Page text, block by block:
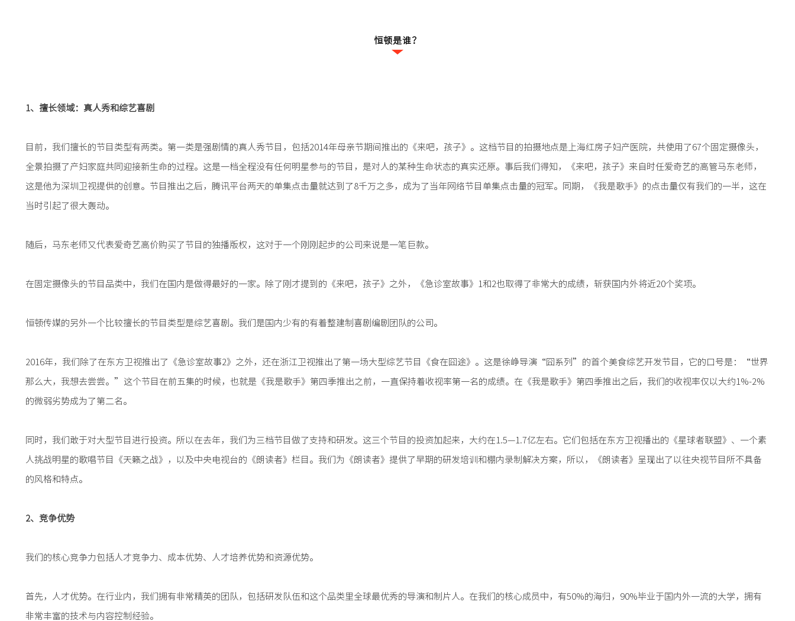
恒顿是谁？
1、擅长领域：真人秀和综艺喜剧
目前，我们擅长的节目类型有两类。第一类是强剧情的真人秀节目，包括2014年母亲节期间推出的《来吧，孩子》。这档节目的拍摄地点是上海红房子妇产医院，共使用了67个固定摄像头，
全景拍摄了产妇家庭共同迎接新生命的过程。这是一档全程没有任何明星参与的节目，是对人的某种生命状态的真实还原。事后我们得知，《来吧，孩子》来自时任爱奇艺的高管马东老师，
这是他为深圳卫视提供的创意。节目推出之后，腾讯平台两天的单集点击量就达到了8千万之多，成为了当年网络节目单集点击量的冠军。同期，《我是歌手》的点击量仅有我们的一半，这在
当时引起了很大轰动。
随后，马东老师又代表爱奇艺高价购买了节目的独播版权，这对于一个刚刚起步的公司来说是一笔巨款。
在固定摄像头的节目品类中，我们在国内是做得最好的一家。除了刚才提到的《来吧，孩子》之外，《急诊室故事》1和2也取得了非常大的成绩，斩获国内外将近20个奖项。
恒顿传媒的另外一个比较擅长的节目类型是综艺喜剧。我们是国内少有的有着整建制喜剧编剧团队的公司。
2016年，我们除了在东方卫视推出了《急诊室故事2》之外，还在浙江卫视推出了第一场大型综艺节目《食在囧途》。这是徐峥导演“囧系列”的首个美食综艺开发节目，它的口号是：“世界
那么大，我想去尝尝。”这个节目在前五集的时候，也就是《我是歌手》第四季推出之前，一直保持着收视率第一名的成绩。在《我是歌手》第四季推出之后，我们的收视率仅以大约1%-2%
的微弱劣势成为了第二名。
同时，我们敢于对大型节目进行投资。所以在去年，我们为三档节目做了支持和研发。这三个节目的投资加起来，大约在1.5—1.7亿左右。它们包括在东方卫视播出的《星球者联盟》、一个素
人挑战明星的歌唱节目《天籁之战》，以及中央电视台的《朗读者》栏目。我们为《朗读者》提供了早期的研发培训和棚内录制解决方案，所以，《朗读者》呈现出了以往央视节目所不具备
的风格和特点。
2、竞争优势
我们的核心竞争力包括人才竞争力、成本优势、人才培养优势和资源优势。
首先，人才优势。在行业内，我们拥有非常精英的团队，包括研发队伍和这个品类里全球最优秀的导演和制片人。在我们的核心成员中，有50%的海归，90%毕业于国内外一流的大学，拥有
非常丰富的技术与内容控制经验。